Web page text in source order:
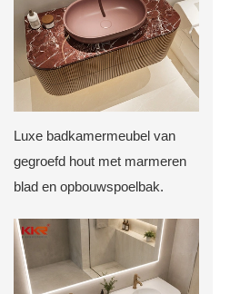
Luxe badkamermeubel van
gegroefd hout met marmeren
blad en opbouwspoelbak.